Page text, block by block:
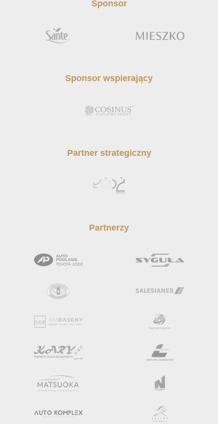
Sponsor
Sponsor wspierający
Partner strategiczny
Partnerzy